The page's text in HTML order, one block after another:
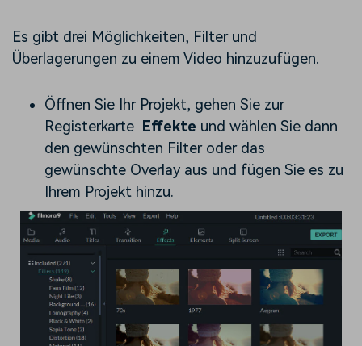
Es gibt drei Möglichkeiten, Filter und
Überlagerungen zu einem Video hinzuzufügen.
Öffnen Sie Ihr Projekt, gehen Sie zur
Registerkarte
Effekte und wählen Sie dann
den gewünschten Filter oder das
gewünschte Overlay aus und fügen Sie es zu
Ihrem Projekt hinzu.